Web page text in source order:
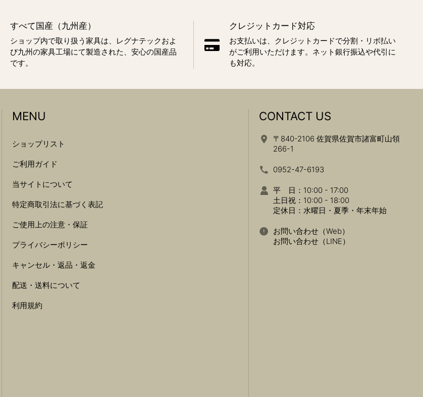
すべて国産（九州産）
ショップ内で取り扱う家具は、レグナテックおよ
び九州の家具工場にて製造された、安心の国産品
です。
クレジットカード対応
お支払いは、クレジットカードで分割・リボ払い
がご利用いただけます。ネット銀行振込や代引に
も対応。
MENU
ショップリスト
ご利用ガイド
当サイトについて
特定商取引法に基づく表記
ご使用上の注意・保証
プライバシーポリシー
キャンセル・返品・返金
配送・送料について
利用規約
CONTACT US
〒840-2106 佐賀県佐賀市諸富町山領
266-1
0952-47-6193
平 日：10:00 - 17:00
土日祝：10:00 - 18:00
定休日：水曜日・夏季・年末年始
お問い合わせ（Web）
お問い合わせ（LINE）